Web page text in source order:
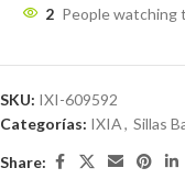
2 People watching
SKU: IXI-609592
Categorías: IXIA, Sillas
Share: